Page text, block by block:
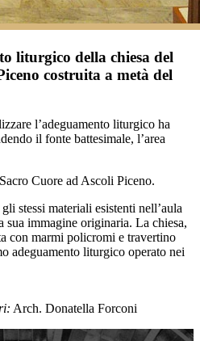
liturgico della chiesa del
costruita a metà del
l’adeguamento liturgico ha
il fonte battesimale, l’area
Cuore ad Ascoli Piceno.
stessi materiali esistenti nell’aula
sua immagine originaria. La chiesa,
con marmi policromi e travertino
adeguamento liturgico operato nei
Arch. Donatella Forconi